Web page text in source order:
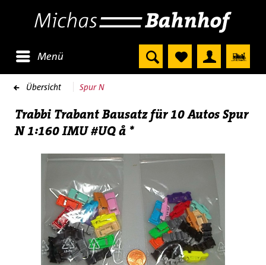
Menü
Übersicht Spur N
Trabbi Trabant Bausatz für 10 Autos Spur
N 1:160 IMU #UQ å *